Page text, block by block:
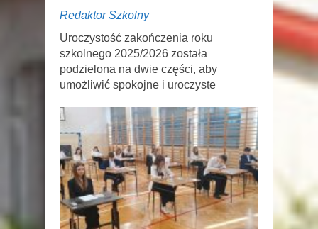
Redaktor Szkolny
Uroczystość zakończenia roku
szkolnego 2025/2026 została
podzielona na dwie części, aby
umożliwić spokojne i uroczyste